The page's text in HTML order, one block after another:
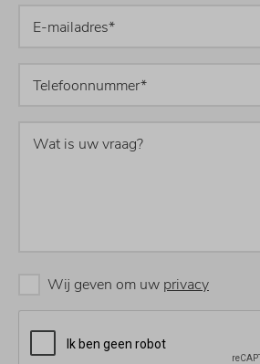
mailadres*
Wij geven om uw privacy